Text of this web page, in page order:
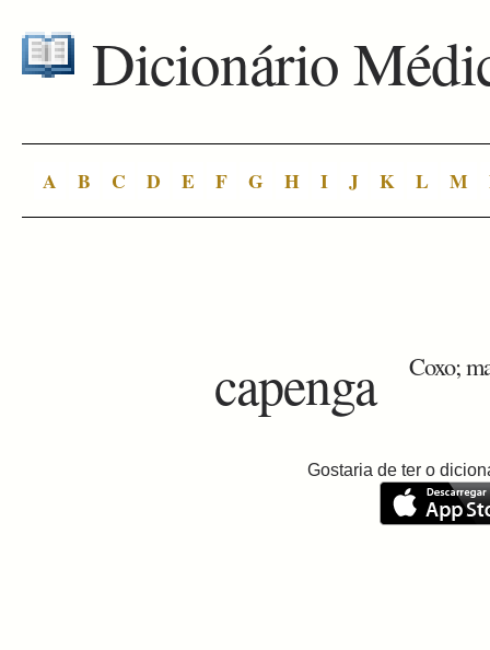
Dicionário
A B C D E F G H I J K L M
capenga Coxo;
Gostaria de ter o